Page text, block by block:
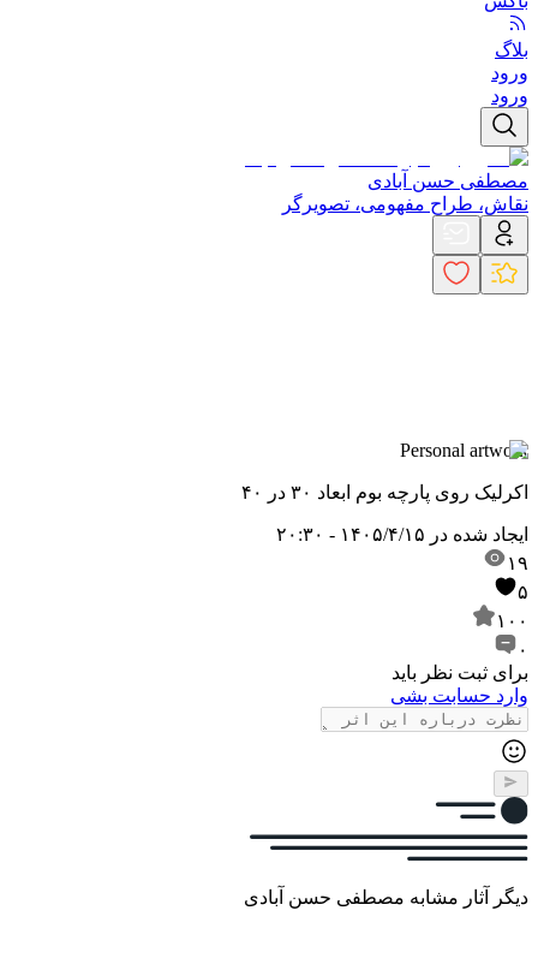
بلاگ
ورود
ورود
مصطفی حسن آبادی
نقاش، طراح مفهومی، تصویرگر
Personal artwork
اکرلیک روی پارچه بوم ابعاد ۳۰ در ۴۰
ایجاد شده در ۱۴۰۵/۴/۱۵ - ۲۰:۳۰
۱۹
۵
۱۰۰
۰
برای ثبت نظر باید
وارد حسابت بشی
دیگر آثار مشابه مصطفی حسن آبادی